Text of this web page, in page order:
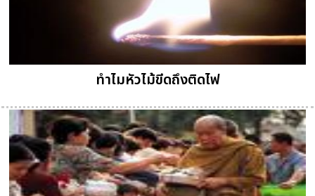
ทำไมหัวไม้ขีดถึงติดไฟ